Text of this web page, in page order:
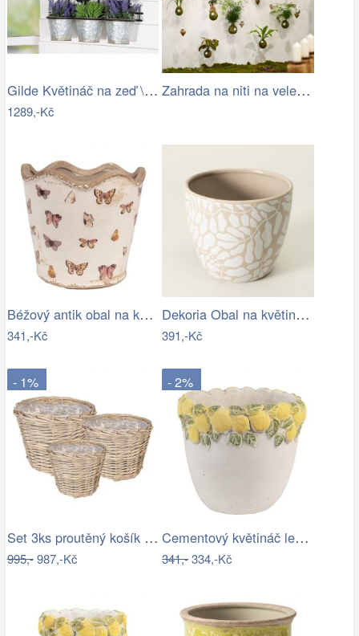
Gilde Květináč na zeď \"Vogelhaus\"
1289,-Kč
Zahrada na niti na veletrhu
Béžový antik obal na květináč s motýlky…
341,-Kč
Dekoria Obal na květináč 16x14 cm,…
391,-Kč
- 1%
Set 3ks proutěný košík květináč - Ø 34…
995,-987,-Kč
- 2%
Cementový květináč lemovaný citróny…
341,-334,-Kč